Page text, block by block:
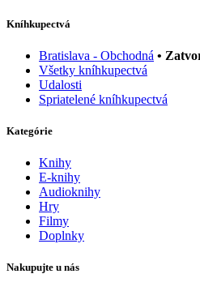
Kníhkupectvá
Bratislava - Obchodná •
Všetky kníhkupectvá
Udalosti
Spriatelené kníhkupectvá
Kategórie
Knihy
E-knihy
Audioknihy
Hry
Filmy
Doplnky
Nakupujte u nás